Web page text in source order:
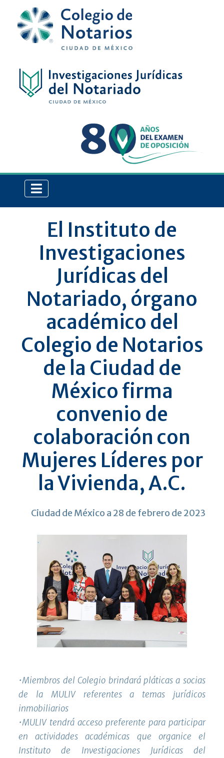
El Instituto de
Investigaciones
Jurídicas del
Notariado, órgano
académico del
Colegio de Notarios
de la Ciudad de
México firma
convenio de
colaboración con
Mujeres Líderes por
la Vivienda, A.C.
Ciudad de México a 28 de febrero de 2023
•Miembros del Colegio brindará pláticas a socias
de la MULIV referentes a temas jurídicos
inmobiliarios
•MULIV tendrá acceso preferente para participar
en actividades académicas que organice el
Instituto de Investigaciones Jurídicas del